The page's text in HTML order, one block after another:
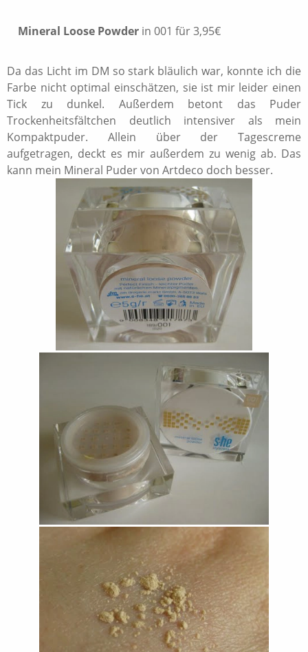
Mineral Loose Powder in 001 für 3,95€
Da das Licht im DM so stark bläulich war, konnte ich die
Farbe nicht optimal einschätzen, sie ist mir leider einen
Tick zu dunkel. Außerdem betont das Puder
Trockenheitsfältchen deutlich intensiver als mein
Kompaktpuder. Allein über der Tagescreme
aufgetragen, deckt es mir außerdem zu wenig ab. Das
kann mein Mineral Puder von Artdeco doch besser.